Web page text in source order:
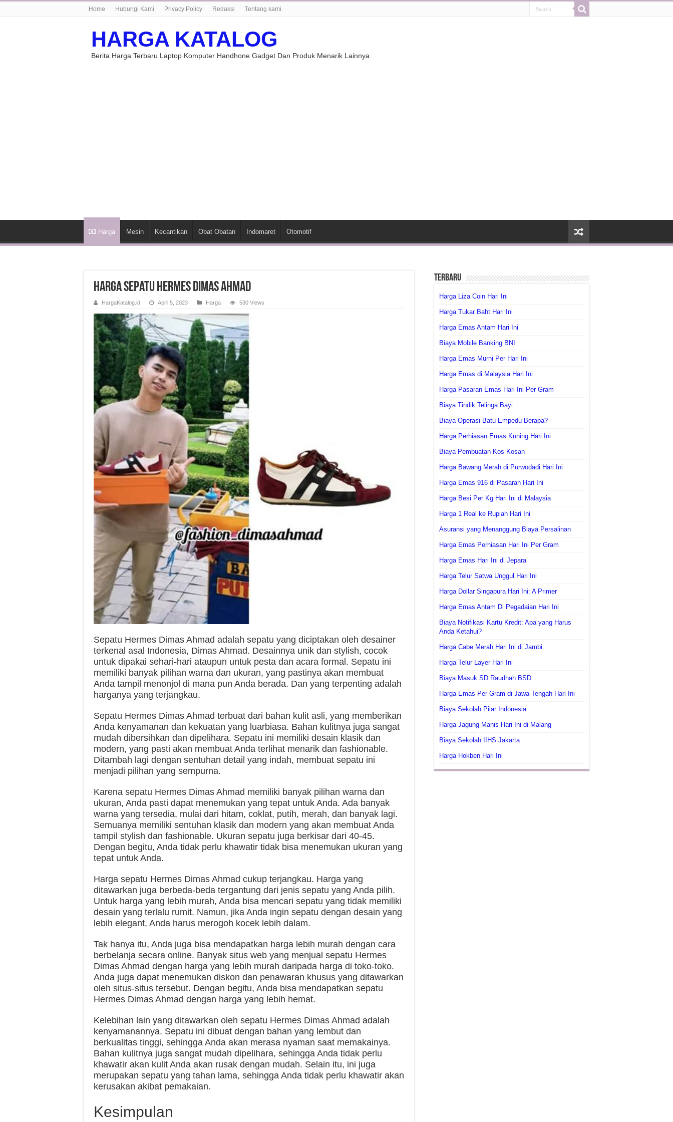
Home Hubungi Kami Privacy Policy Redaksi Tentang kami
HARGA KATALOG
Berita Harga Terbaru Laptop Komputer Handhone Gadget Dan Produk Menarik Lainnya
Harga Mesin Kecantikan Obat Obatan Indomaret Otomotif
Harga Sepatu Hermes Dimas Ahmad
HargaKatalog.id April 5, 2023 Harga 530 Views
Sepatu Hermes Dimas Ahmad adalah sepatu yang diciptakan oleh desainer
terkenal asal Indonesia, Dimas Ahmad. Desainnya unik dan stylish, cocok
untuk dipakai sehari-hari ataupun untuk pesta dan acara formal. Sepatu ini
memiliki banyak pilihan warna dan ukuran, yang pastinya akan membuat
Anda tampil menonjol di mana pun Anda berada. Dan yang terpenting adalah
harganya yang terjangkau.
Sepatu Hermes Dimas Ahmad terbuat dari bahan kulit asli, yang memberikan
Anda kenyamanan dan kekuatan yang luarbiasa. Bahan kulitnya juga sangat
mudah dibersihkan dan dipelihara. Sepatu ini memiliki desain klasik dan
modern, yang pasti akan membuat Anda terlihat menarik dan fashionable.
Ditambah lagi dengan sentuhan detail yang indah, membuat sepatu ini
menjadi pilihan yang sempurna.
Karena sepatu Hermes Dimas Ahmad memiliki banyak pilihan warna dan
ukuran, Anda pasti dapat menemukan yang tepat untuk Anda. Ada banyak
warna yang tersedia, mulai dari hitam, coklat, putih, merah, dan banyak lagi.
Semuanya memiliki sentuhan klasik dan modern yang akan membuat Anda
tampil stylish dan fashionable. Ukuran sepatu juga berkisar dari 40-45.
Dengan begitu, Anda tidak perlu khawatir tidak bisa menemukan ukuran yang
tepat untuk Anda.
Harga sepatu Hermes Dimas Ahmad cukup terjangkau. Harga yang
ditawarkan juga berbeda-beda tergantung dari jenis sepatu yang Anda pilih.
Untuk harga yang lebih murah, Anda bisa mencari sepatu yang tidak memiliki
desain yang terlalu rumit. Namun, jika Anda ingin sepatu dengan desain yang
lebih elegant, Anda harus merogoh kocek lebih dalam.
Tak hanya itu, Anda juga bisa mendapatkan harga lebih murah dengan cara
berbelanja secara online. Banyak situs web yang menjual sepatu Hermes
Dimas Ahmad dengan harga yang lebih murah daripada harga di toko-toko.
Anda juga dapat menemukan diskon dan penawaran khusus yang ditawarkan
oleh situs-situs tersebut. Dengan begitu, Anda bisa mendapatkan sepatu
Hermes Dimas Ahmad dengan harga yang lebih hemat.
Kelebihan lain yang ditawarkan oleh sepatu Hermes Dimas Ahmad adalah
kenyamanannya. Sepatu ini dibuat dengan bahan yang lembut dan
berkualitas tinggi, sehingga Anda akan merasa nyaman saat memakainya.
Bahan kulitnya juga sangat mudah dipelihara, sehingga Anda tidak perlu
khawatir akan kulit Anda akan rusak dengan mudah. Selain itu, ini juga
merupakan sepatu yang tahan lama, sehingga Anda tidak perlu khawatir akan
kerusakan akibat pemakaian.
Kesimpulan
Terbaru
Harga Liza Coin Hari Ini
Harga Tukar Baht Hari Ini
Harga Emas Antam Hari Ini
Biaya Mobile Banking BNI
Harga Emas Murni Per Hari Ini
Harga Emas di Malaysia Hari Ini
Harga Pasaran Emas Hari Ini Per Gram
Biaya Tindik Telinga Bayi
Biaya Operasi Batu Empedu Berapa?
Harga Perhiasan Emas Kuning Hari Ini
Biaya Pembuatan Kos Kosan
Harga Bawang Merah di Purwodadi Hari Ini
Harga Emas 916 di Pasaran Hari Ini
Harga Besi Per Kg Hari Ini di Malaysia
Harga 1 Real ke Rupiah Hari Ini
Asuransi yang Menanggung Biaya Persalinan
Harga Emas Perhiasan Hari Ini Per Gram
Harga Emas Hari Ini di Jepara
Harga Telur Satwa Unggul Hari Ini
Harga Dollar Singapura Hari Ini: A Primer
Harga Emas Antam Di Pegadaian Hari Ini
Biaya Notifikasi Kartu Kredit: Apa yang Harus
Anda Ketahui?
Harga Cabe Merah Hari Ini di Jambi
Harga Telur Layer Hari Ini
Biaya Masuk SD Raudhah BSD
Harga Emas Per Gram di Jawa Tengah Hari Ini
Biaya Sekolah Pilar Indonesia
Harga Jagung Manis Hari Ini di Malang
Biaya Sekolah IIHS Jakarta
Harga Hokben Hari Ini